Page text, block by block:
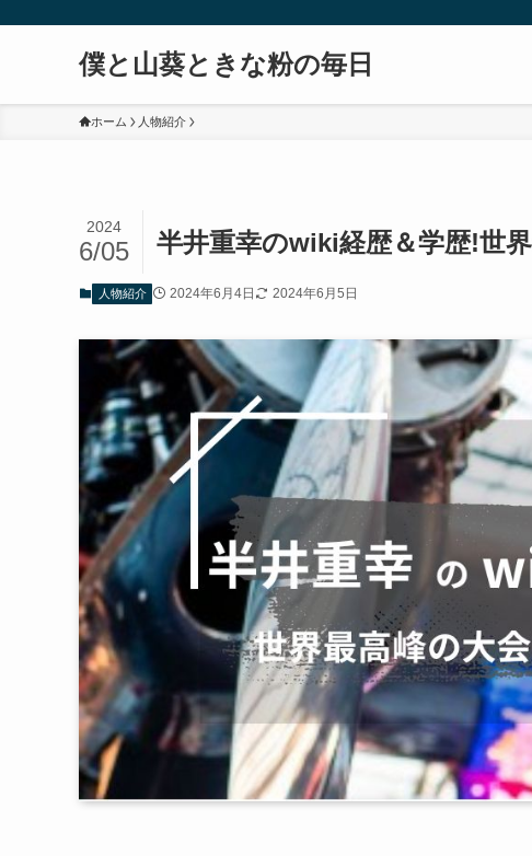
僕と山葵ときな粉の毎日
ホーム 人物紹介
半井重幸のwiki経歴＆学歴!世
2024
6/05
人物紹介 2024年6月4日 2024年6月5日